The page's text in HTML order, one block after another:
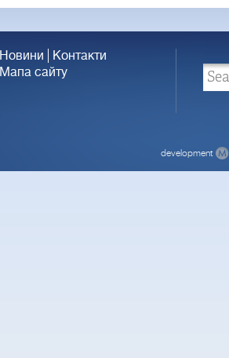
Новини
Контакти
Мапа сайту
development